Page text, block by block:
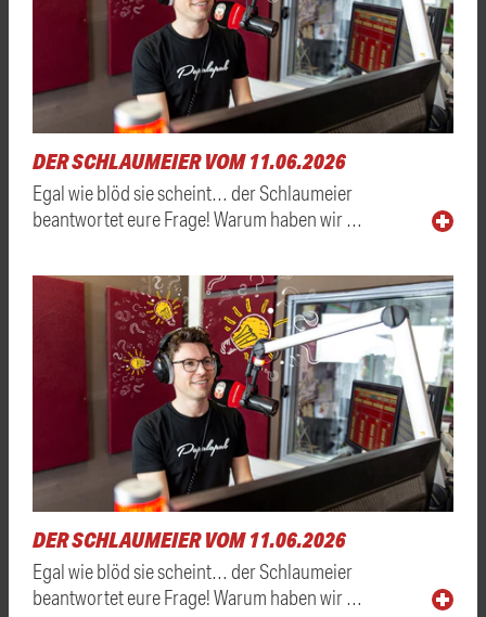
DER SCHLAUMEIER VOM 11.06.2026
Egal wie blöd sie scheint… der Schlaumeier
beantwortet eure Frage! Warum haben wir …
DER SCHLAUMEIER VOM 11.06.2026
Egal wie blöd sie scheint… der Schlaumeier
beantwortet eure Frage! Warum haben wir …